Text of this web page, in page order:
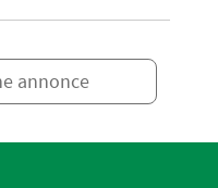
annonce